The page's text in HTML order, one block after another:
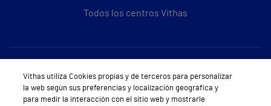
Todos los centros Vithas
Quiénes somos
Vithas utiliza Cookies propias y de terceros para personalizar
la web según sus preferencias y localización geográfica y
para medir la interacción con el sitio web y mostrarle